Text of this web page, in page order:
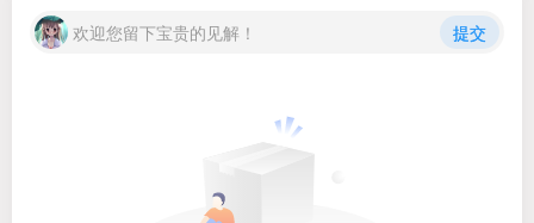
欢迎您留下宝贵的见解！ 提交